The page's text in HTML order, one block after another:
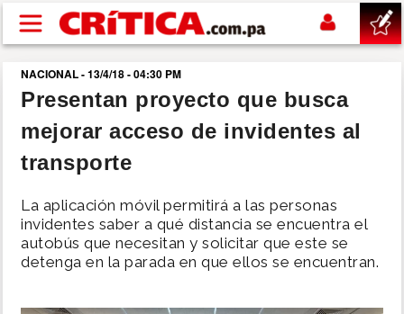
Pasar al contenido principal
buscar
SUCESOS
POLÍTICA
NACIONAL - 13/4/18 - 04:30 PM
Presentan proyecto que busca
mejorar acceso de invidentes al
transporte
La aplicación móvil permitirá a las personas
invidentes saber a qué distancia se encuentra el
autobús que necesitan y solicitar que este se
detenga en la parada en que ellos se encuentran.